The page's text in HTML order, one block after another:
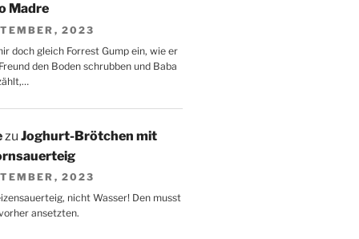
Madre
2023
doch gleich Forrest Gump ein, wie er
den Boden schrubben und Baba
zu Joghurt-Brötchen mit
2023
nicht Wasser! Den musst
ansetzten.